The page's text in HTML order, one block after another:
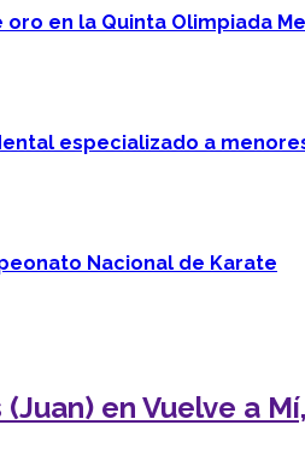
oro en la Quinta Olimpiada
especializado a
Nacional de Karate
en Vuelve a